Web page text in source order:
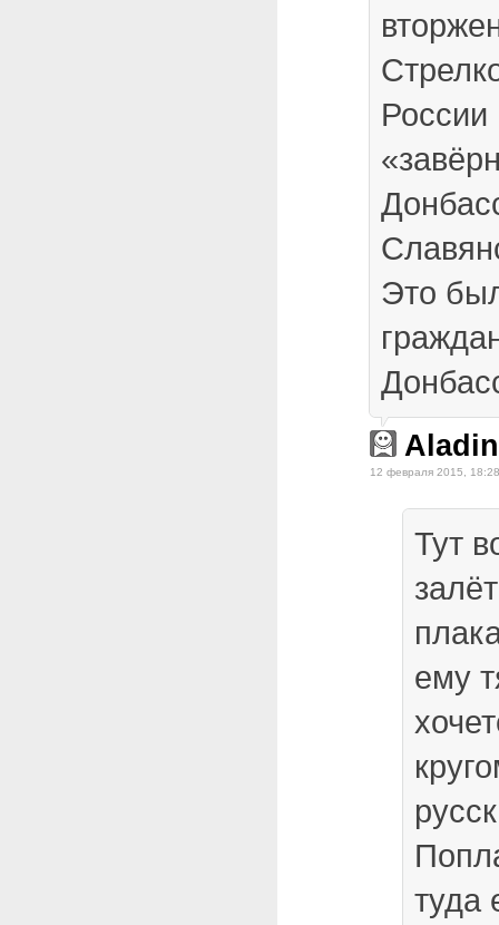
России
Это
Aladin
12 февраля 2015, 18:28
Тут
ему
туда